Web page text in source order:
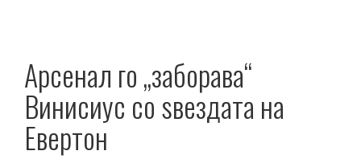
Арсенал го „заборава“
Винисиус со ѕвездата на
Евертон